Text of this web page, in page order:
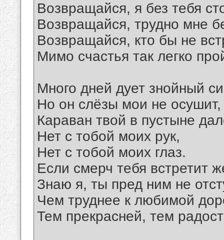
Возвращайся, я без тебя
Возвращайся, трудно мне
Возвращайся, кто бы не
Мимо счастья так легко
Много дней дует знойный
Но он слёзы мои не осушит,
Караван твой в пустыне
Нет с тобой моих рук,
Нет с тобой моих глаз.
Если смерч тебя встретит
Знаю я, ты пред ним не
Чем труднее к любимой
Тем прекрасней, тем